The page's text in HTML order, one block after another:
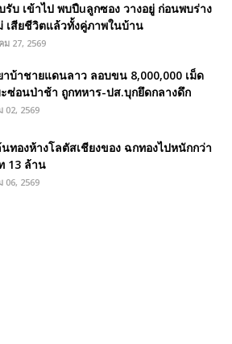
รับ เข้าไป พบปืuลูกซอง วางอยู่ ก่อนพบร่าง
เสียชีวิตแล้วทั้งคู่ภาพในบ้าน
ม 27, 2569
บ้าชายแดนลาว ลอบขน 8,000,000 เม็ด
ซ่อนป่าช้า ถูกทหาร-ปส.บุกยึดกลางดึก
02, 2569
ทองห้างโลตัสเชียงของ ฉกทองไปหนักกว่า
13 ล้าน
06, 2569